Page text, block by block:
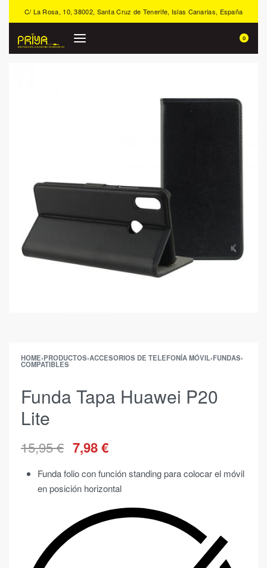
C/ La Rosa, 10, 38002, Santa Cruz de Tenerife, Islas Canarias, España
0
HOME›PRODUCTOS›ACCESORIOS DE TELEFONÍA MÓVIL›FUNDAS›
COMPATIBLES
Funda Tapa Huawei P20
Lite
15,95€ 7,98€
Funda folio con función standing para colocar el móvil
en posición horizontal